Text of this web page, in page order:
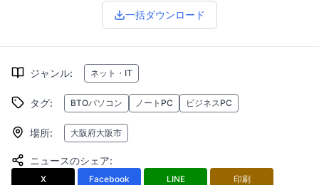
一括ダウンロード
ジャンル: ネット・IT
タグ: BTOパソコン ノートPC ビジネスPC
場所: 大阪府大阪市
ニュースのシェア:
X Facebook LINE 印刷